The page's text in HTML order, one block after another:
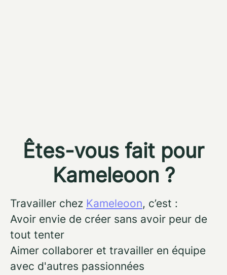
Êtes-vous fait pour
Kameleoon ?
Travailler chez Kameleoon, c’est :
Avoir envie de créer sans avoir peur de
tout tenter
Aimer collaborer et travailler en équipe
avec d'autres passionnées